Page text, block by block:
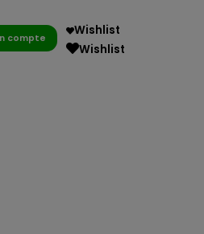
compte
Wishlist
Wishlist